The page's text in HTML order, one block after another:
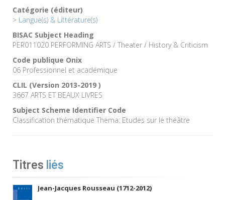
Catégorie (éditeur)
> Langue(s) & Littérature(s)
BISAC Subject Heading
PER011020 PERFORMING ARTS / Theater / History & Criticism
Code publique Onix
06 Professionnel et académique
CLIL (Version 2013-2019 )
3667 ARTS ET BEAUX LIVRES
Subject Scheme Identifier Code
Classification thématique Thema: Etudes sur le théâtre
Titres liés
Jean-Jacques Rousseau (1712-2012)